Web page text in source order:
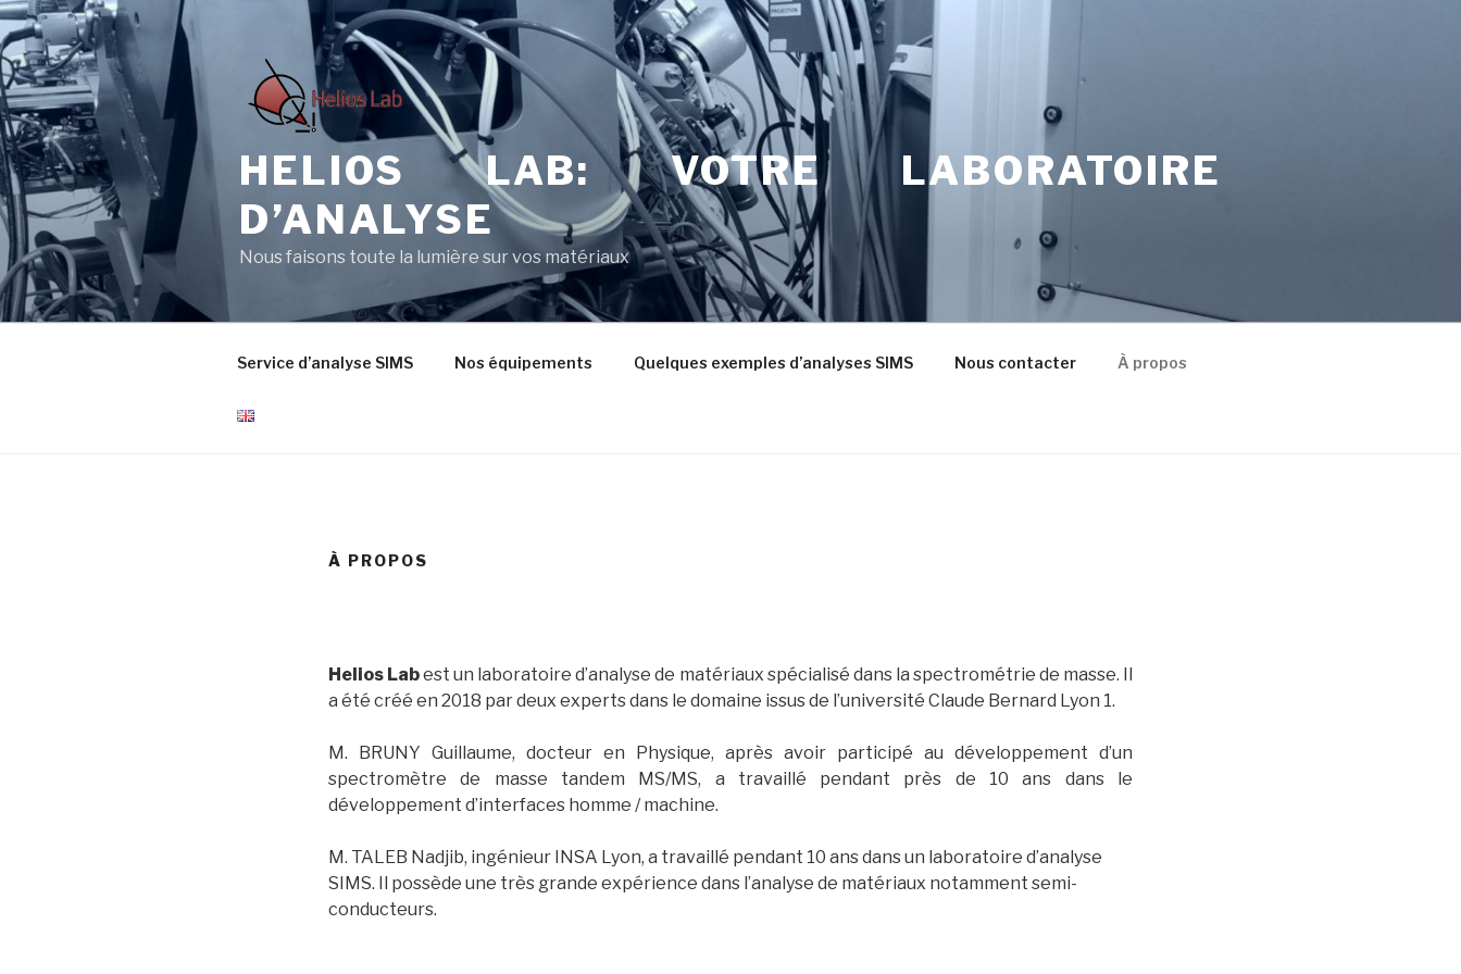
Aller
au
contenu
principal
HELIOS LAB: VOTRE LABORATOIRE
D’ANALYSE
Nous faisons toute la lumière sur vos matériaux
Service d’analyse SIMS Nos équipements Quelques exemples d’analyses SIMS Nous contacter À propos
À PROPOS
Helios Labest un laboratoire d’analyse de matériaux spécialisé dans la spectrométrie de masse. Il
a été créé en 2018 par deux experts dans le domaine issus de l’université Claude Bernard Lyon 1.
M. BRUNY Guillaume, docteur en Physique, après avoir participé au développement d’un
spectromètre de masse tandem MS/MS, a travaillé pendant près de 10 ans dans le
développement d’interfaces homme / machine.
M. TALEB Nadjib, ingénieur INSA Lyon, a travaillé pendant 10 ans dans un laboratoire d’analyse
SIMS. Il possède une très grande expérience dans l’analyse de matériaux notamment semi-
conducteurs.